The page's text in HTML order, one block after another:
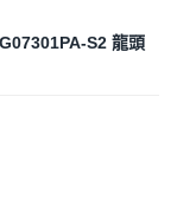
S2 龍頭